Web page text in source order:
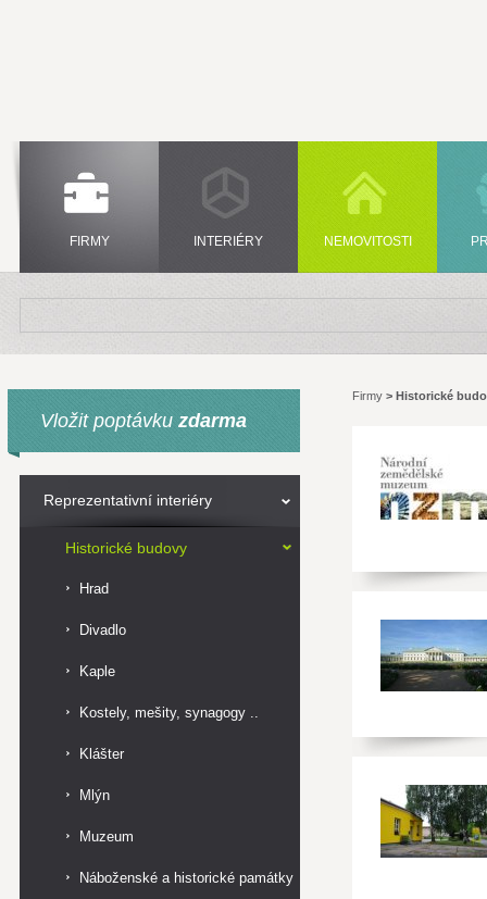
FIRMY INTERIÉRY NEMOVITOSTI
Vložit poptávku zdarma
Reprezentativní interiéry
Historické budovy
Hrad
Divadlo
Kaple
Kostely, mešity, synagogy ..
Klášter
Mlýn
Muzeum
Náboženské a historické památky
Firmy > Historické